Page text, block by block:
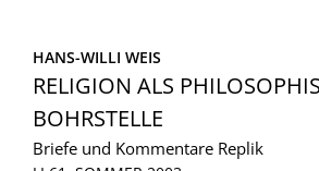
HANS-WILLI WEIS
RELIGION ALS
BOHRSTELLE
Briefe und Kommentare Replik